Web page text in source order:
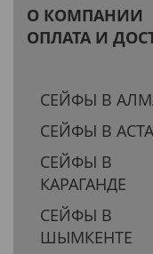
О КОМПАНИИ
ОПЛАТА И
СЕЙФЫ В
СЕЙФЫ В
СЕЙФЫ В
КАРАГАНДЕ
СЕЙФЫ В
ШЫМКЕНТЕ